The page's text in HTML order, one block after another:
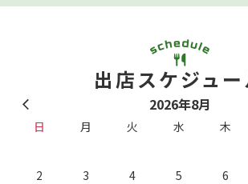
出店スケジュー
2026年8月
日 月 火 水 木
2
3 4 5 6